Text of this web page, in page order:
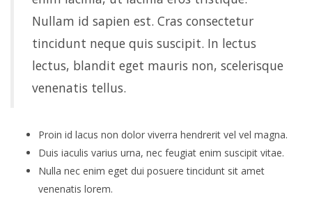
Nullam id sapien est. Cras consectetur
tincidunt neque quis suscipit. In lectus
lectus, blandit eget mauris non, scelerisque
venenatis tellus.
Proin id lacus non dolor viverra hendrerit vel vel magna.
Duis iaculis varius urna, nec feugiat enim suscipit vitae.
Nulla nec enim eget dui posuere tincidunt sit amet
venenatis lorem.